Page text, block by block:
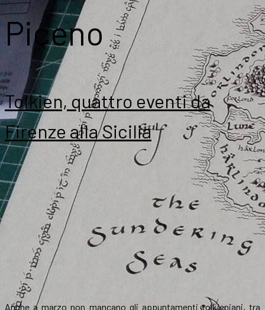
Piceno
Tolkien, quattro eventi da
Firenze alla Sicilia
Anche a marzo non mancano gli appuntamenti tolkieniani, tra